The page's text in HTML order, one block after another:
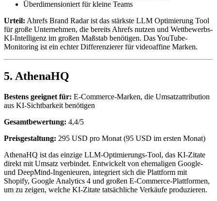
Überdimensioniert für kleine Teams
Urteil: Ahrefs Brand Radar ist das stärkste LLM Optimierung Tool
für große Unternehmen, die bereits Ahrefs nutzen und Wettbewerbs-
KI-Intelligenz im großen Maßstab benötigen. Das YouTube-
Monitoring ist ein echter Differenzierer für videoaffine Marken.
5. AthenaHQ
Bestens geeignet für: E-Commerce-Marken, die Umsatzattribution
aus KI-Sichtbarkeit benötigen
Gesamtbewertung: 4,4/5
Preisgestaltung: 295 USD pro Monat (95 USD im ersten Monat)
AthenaHQ ist das einzige LLM-Optimierungs-Tool, das KI-Zitate
direkt mit Umsatz verbindet. Entwickelt von ehemaligen Google-
und DeepMind-Ingenieuren, integriert sich die Plattform mit
Shopify, Google Analytics 4 und großen E-Commerce-Plattformen,
um zu zeigen, welche KI-Zitate tatsächliche Verkäufe produzieren.